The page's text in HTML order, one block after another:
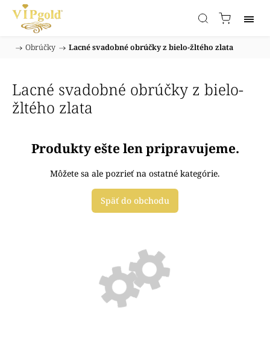
/ Obrúčky / Lacné svadobné obrúčky z bielo-žltého zlata
Lacné svadobné obrúčky z bielo-
žltého zlata
Produkty ešte len pripravujeme.
Môžete sa ale pozrieť na ostatné kategórie.
Späť do obchodu